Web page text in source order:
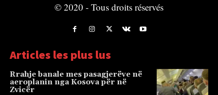
© 2020 - Tous droits réservés
Articles les plus lus
Rrahje banale mes pasagjerëve në
aeroplanin nga Kosova për në
Zvicër